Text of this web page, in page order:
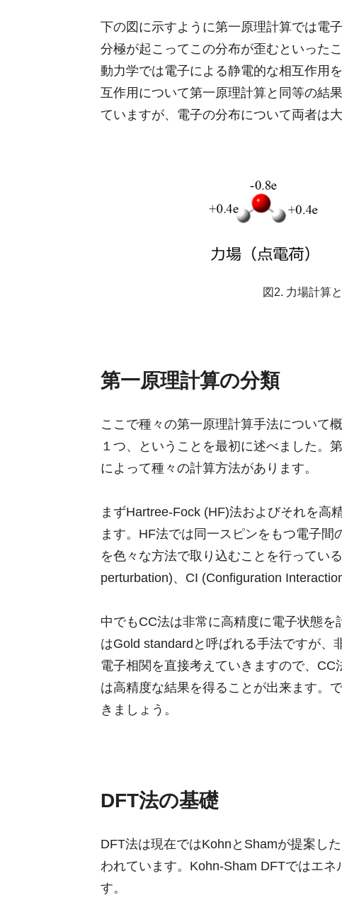
下の図に示すように第一原理計算では電
分極が起こってこの分布が歪むといった
動力学では電子による静電的な相互作用
互作用について第一原理計算と同等の結
ていますが、電子の分布について両者は
図2. 力場計算
第一原理計算の分類
ここで種々の第一原理計算手法について
１つ、ということを最初に述べました。
によって種々の計算方法があります。
まずHartree-Fock (HF)法およびそれを高
ます。HF法では同一スピンをもつ電子
を色々な方法で取り込むことを行ってい
perturbation)、CI (Configuration
中でもCC法は非常に高精度に電子状態
はGold standardと呼ばれる手法ですが、
電子相関を直接考えていきますので、
は高精度な結果を得ることが出来ます。
きましょう。
DFT法の基礎
DFT法は現在ではKohnとShamが提案し
われています。Kohn-Sham DFTではエ
す。